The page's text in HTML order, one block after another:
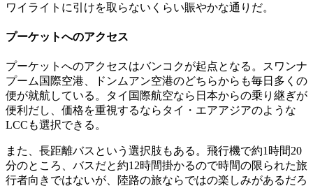
ワイライトに引けを取らないくらい賑やかな通りだ。
プーケットへのアクセス
プーケットへのアクセスはバンコクが起点となる。スワンナ
プーム国際空港、ドンムアン空港のどちらからも毎日多くの
便が就航している。タイ国際航空なら日本からの乗り継ぎが
便利だし、価格を重視するならタイ・エアアジアのような
LCCも選択できる。
また、長距離バスという選択肢もある。飛行機で約1時間20
分のところ、バスだと約12時間掛かるので時間の限られた旅
行者向きではないが、陸路の旅ならではの楽しみがあるだろ